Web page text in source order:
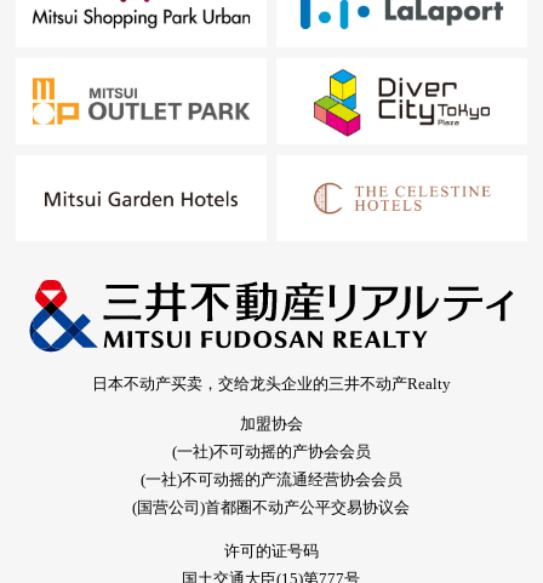
日本不动产买卖，交给龙头企业的三井不动产Realty
加盟协会
(一社)不可动摇的产协会会员
(一社)不可动摇的产流通经营协会会员
(国营公司)首都圈不动产公平交易协议会
许可的证号码
国土交通大臣(15)第777号